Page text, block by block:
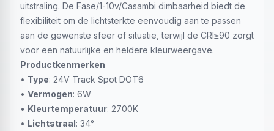
uitstraling. De Fase/1-10v/Casambi dimbaarheid biedt de
flexibiliteit om de lichtsterkte eenvoudig aan te passen
aan de gewenste sfeer of situatie, terwijl de CRI≥90 zorgt
voor een natuurlijke en heldere kleurweergave.
Productkenmerken
• Type: 24V Track Spot DOT6
• Vermogen: 6W
• Kleurtemperatuur: 2700K
• Lichtstraal: 34°